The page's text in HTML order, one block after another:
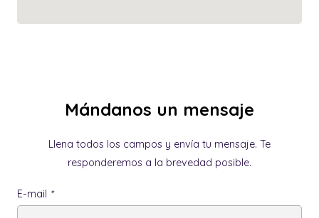
Mándanos un mensaje
Llena todos los campos y envía tu mensaje. Te
responderemos a la brevedad posible.
E-mail *